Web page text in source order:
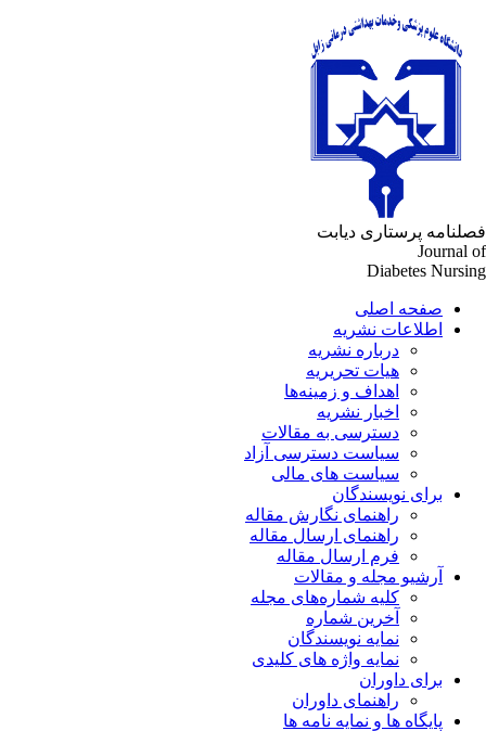
پرستاری دیابت
Journal
Diabetes
صفحه اصلی
اطلاعات نشریه
درباره نشریه
هیات تحریریه
اهداف و زمینه‌ها
اخبار نشریه
دسترسی به مقالات
سیاست دسترسی آزاد
سیاست های مالی
برای نویسندگان
راهنمای نگارش مقاله
راهنمای ارسال مقاله
فرم ارسال مقاله
آرشیو مجله و مقالات
کلیه شماره‌های مجله
آخرین شماره
نمایه نویسندگان
نمایه واژه های کلیدی
برای داوران
راهنمای داوران
پایگاه ها و نمایه نامه ها